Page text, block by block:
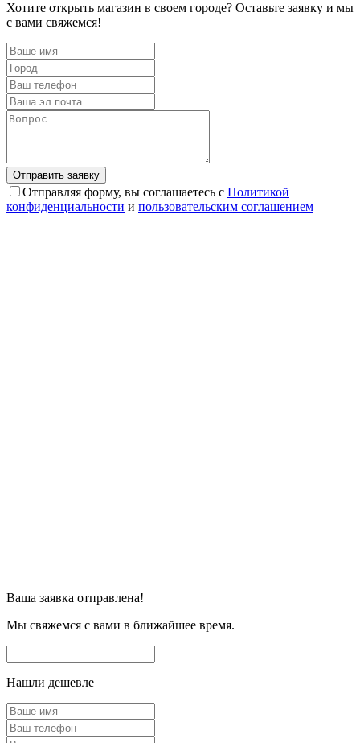
Хотите открыть магазин в своем городе? Оставьте заявку и мы
с вами свяжемся!
Отправляя форму, вы соглашаетесь с Политикой
конфиденциальности и пользовательским соглашением
Ваша заявка отправлена!
Мы свяжемся с вами в ближайшее время.
Нашли дешевле